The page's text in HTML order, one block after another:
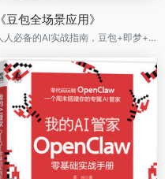
《豆包全场景应用》
人人必备的AI实战指南，豆包+即梦+剪映+海绵音乐+扣子智能体